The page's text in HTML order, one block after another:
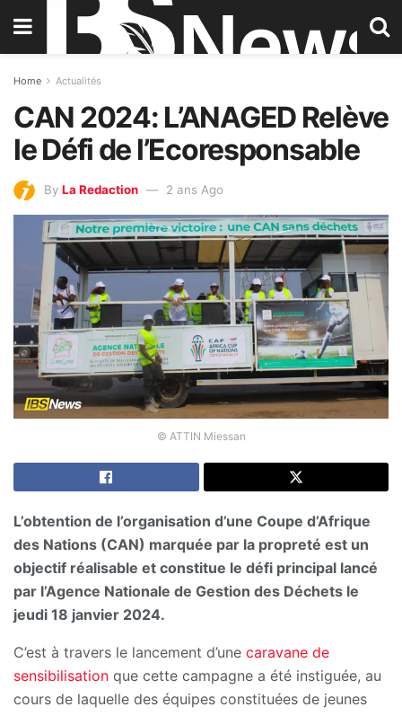
Home Actualités
CAN 2024: L’ANAGED Relève
le Défi de l’Ecoresponsable
By La Redaction 2 ans Ago
© ATTIN Miessan
L’obtention de l’organisation d’une Coupe d’Afrique
des Nations (CAN) marquée par la propreté est un
objectif réalisable et constitue le défi principal lancé
par l’Agence Nationale de Gestion des Déchets le
jeudi 18 janvier 2024.
C’est à travers le lancement d’une caravane de
sensibilisation que cette campagne a été instiguée, au
cours de laquelle des équipes constituées de jeunes